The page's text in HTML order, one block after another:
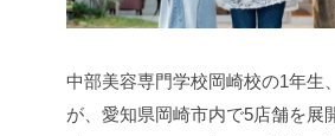
中部美容専門学校岡崎校の1年生
が、愛知県岡崎市内で5店舗を展